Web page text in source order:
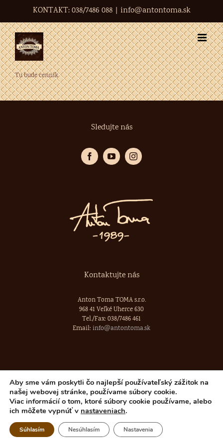
content
KONTAKT: 038/7486 088 | info@antontoma.sk
Tu bude cenník
Sledujte nás
Kontaktujte nás
Anton Toma TOMA s.r.o.
968 41 Veľké Uherce 630
Tel./Fax: 038/7486 461
Email: info@antontoma.sk
©2026www.S4Y.sk
Všeobecné obchodné podmienky
Aby sme vám poskytli čo najlepší používateľský zážitok na
našej webovej stránke, používame súbory cookie.
Viac informácií o tom, ktoré súbory cookie používame, alebo
ich môžete vypnúť v nastaveniach.
Súhlasím Nesúhlasím Nastavenia